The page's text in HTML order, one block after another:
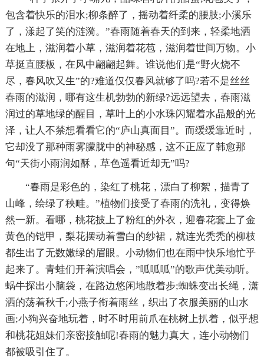
包含着快乐的泪水;柳条醉了，摇动着纤柔的腰肢;小溪乐
了，漾起了笑的涟漪。”春雨随着春天的到来，轻柔地洒
在地上，滋润着小草，滋润着花苞，滋润着世间万物。小
草挺直腰板，在风中翩翩起舞。谁说他们是“野火烧不
尽，春风吹又生”的?难道仅仅春风就够了吗?若不是丝丝
春雨的滋润，哪有这生机勃勃的新绿?远远望去，春雨滋
润过的草地绿的醒目，草叶上的小水珠闪耀着水晶般的光
泽，让人不禁想看看它的“庐山真面目”。而缓缓靠近时，
它却没了那种雨雾朦胧中的神秘感，这不正应了韩愈那
句“天街小雨润如酥，草色遥看近却无”吗?
“春雨是彩色的，染红了桃花，漂白了柳絮，描青了
山峰，绘绿了秧畦。”植物们接受了春雨的洗礼，变得焕
然一新。看哪，桃花披上了粉红的外衣，迎春花套上了金
黄色的铠甲，梨花摆动着雪白的纱裙，就连光秃秃的柳枝
都生出了无数嫩绿的眉眼。小动物们也在雨中快乐地忙乎
起来了。青蛙们开着演唱会，”呱呱呱”的歌声优美动听。
蜗牛探出小脑袋，在路边悠闲地散着步;蜘蛛变出长绳，潇
洒的荡着秋千;小燕子衔着雨丝，织出了衣服美丽的山水
画;小狗兴奋地玩着，时不时用前爪在桃树上扒着，似乎想
和桃花姐妹们亲密接触呢!春雨的魅力真大，连小动物们
都被吸引住了。